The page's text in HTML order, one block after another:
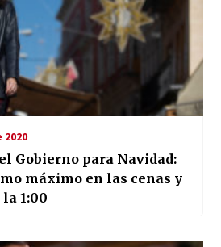
Gobierno para Navidad:
máximo en las cenas y
1:00